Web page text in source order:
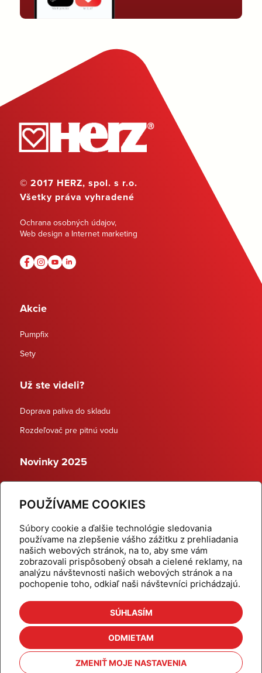
POUŽÍVAME COOKIES
Súbory cookie a ďalšie technológie sledovania
používame na zlepšenie vášho zážitku z prehliadania
našich webových stránok, na to, aby sme vám
zobrazovali prispôsobený obsah a cielené reklamy, na
analýzu návštevnosti našich webových stránok a na
pochopenie toho, odkiaľ naši návštevníci prichádzajú.
SÚHLASÍM
ODMIETAM
ZMENIŤ MOJE NASTAVENIA
© 2017 HERZ, spol. s r.o.
Všetky práva vyhradené
Ochrana osobných údajov,
Web design a Internet marketing
Akcie
Pumpfix
Sety
Už ste videli?
Doprava paliva do skladu
Rozdeľovač pre pitnú vodu
Novinky 2025
Dynamické termostatické ventily
Domov
Produkty
Aktuality
Odber šikovné tipy
Kalkulačky
Cenníky
Na stiahnutie
Referencie
Kontakt